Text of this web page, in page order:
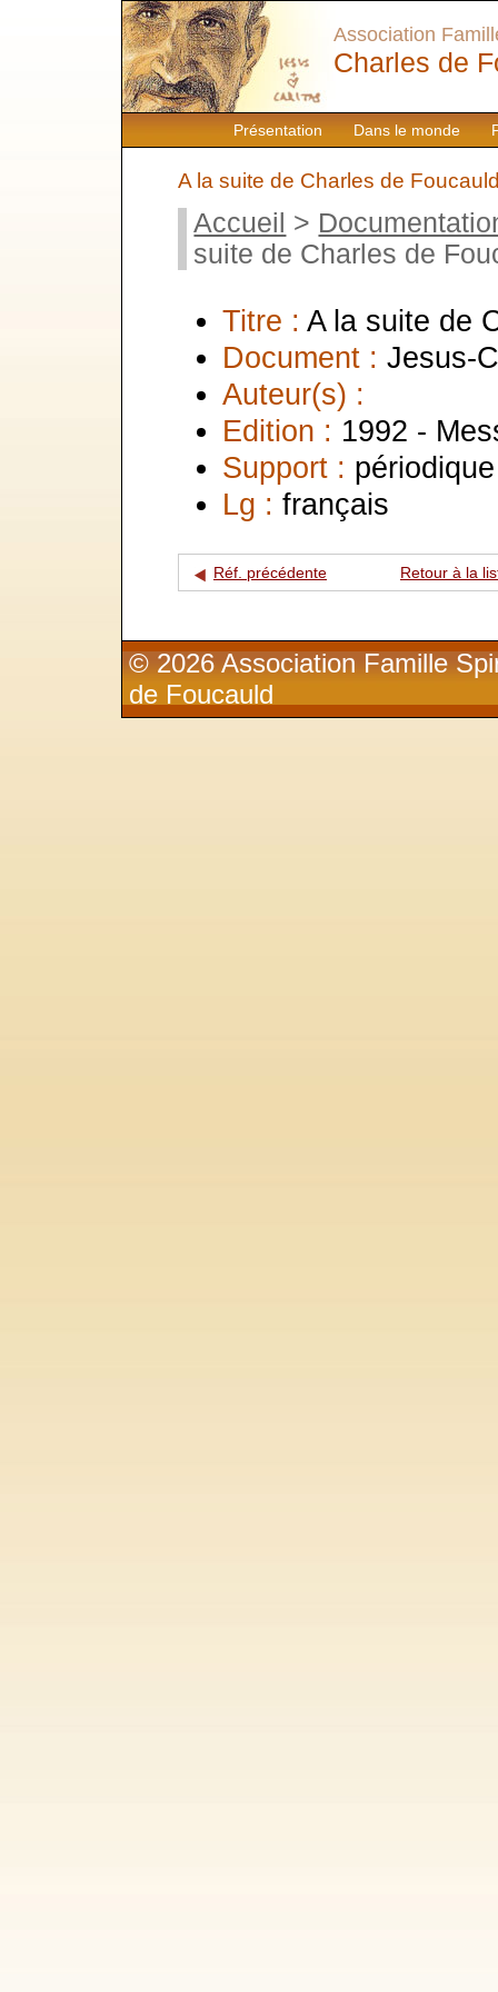
Présentation Dans le monde
Association
Charles de
A la suite de Charles de
Accueil >
suite de Charles de
Titre : A la suite de
Document : Jesus-
Auteur(s) :
Edition : 1992 -
Support : périodique
Lg : français
Réf. précédente Retour à la
© 2026 Association Famille
de Foucauld